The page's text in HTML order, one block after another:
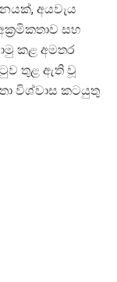
අයවැය
සහ
කළ අමතර
තුළ ඇති වූ
විශ්වාස කටයුතු